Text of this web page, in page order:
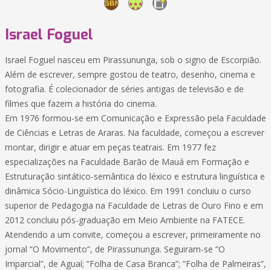
Israel Foguel
Israel Foguel nasceu em Pirassununga, sob o signo de Escorpião.
Além de escrever, sempre gostou de teatro, desenho, cinema e
fotografia. É colecionador de séries antigas de televisão e de
filmes que fazem a história do cinema.
Em 1976 formou-se em Comunicação e Expressão pela Faculdade
de Ciências e Letras de Araras. Na faculdade, começou a escrever
montar, dirigir e atuar em peças teatrais. Em 1977 fez
especializações na Faculdade Barão de Mauá em Formação e
Estruturação sintático-semântica do léxico e estrutura linguística e
dinâmica Sócio-Linguística do léxico. Em 1991 concluiu o curso
superior de Pedagogia na Faculdade de Letras de Ouro Fino e em
2012 concluiu pós-graduação em Meio Ambiente na FATECE.
Atendendo a um convite, começou a escrever, primeiramente no
jornal “O Movimento”, de Pirassununga. Seguiram-se “O
Imparcial”, de Aguaí; “Folha de Casa Branca”; “Folha de Palmeiras”,